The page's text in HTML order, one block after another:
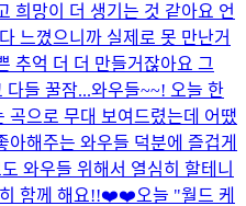
희망이 더 생기는 것 같아요 언
느꼈으니까 실제로 못 만난거
추억 더 더 만들거잖아요 그
다들 꿀잠...와우들~~! 오늘 한
으로 무대 보여드렸는데 어땠
아해주는 와우들 덕분에 즐겁게
와우들 위해서 열심히 할테니
히 함께 해요!!❤️❤️오늘 "월드 케